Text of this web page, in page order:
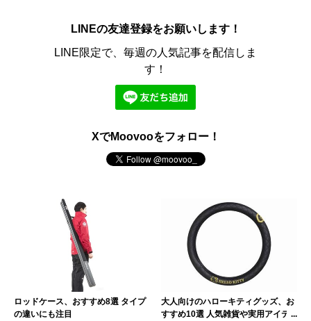
LINEの友達登録をお願いします！
LINE限定で、毎週の人気記事を配信しま
す！
XでMoovooをフォロー！
ロッドケース、おすすめ8選 タイプ
の違いにも注目
大人向けのハローキティグッズ、お
すすめ10選 人気雑貨や実用アイテ